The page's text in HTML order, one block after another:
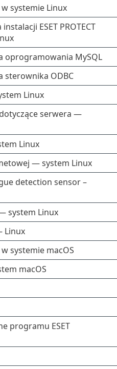
systemie Linux
ESET PROTECT
oprogramowania MySQL
sterownika ODBC
Linux
serwera —
Linux
— system Linux
detection sensor –
system Linux
Linux
systemie macOS
macOS
programu ESET